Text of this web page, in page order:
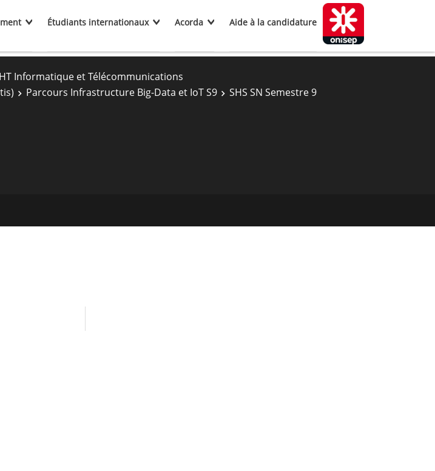
Étudiants internationaux Acorda Aide à la candidature
Informatique et Télécommunications
Parcours Infrastructure Big-Data et IoT S9
SHS SN Semestre 9